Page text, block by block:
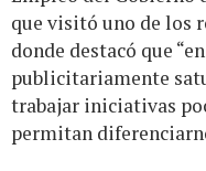
que visitó uno de los
donde destacó que
publicitariamente
trabajar iniciativas
permitan